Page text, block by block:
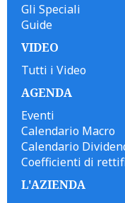
Gli Speciali
Guide
VIDEO
Tutti i Video
AGENDA
Eventi
Calendario Macro
Calendario
Coefficienti di
L'AZIENDA